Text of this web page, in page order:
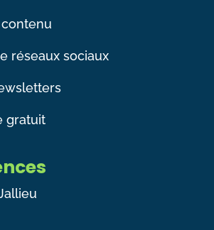
réseaux sociaux
gratuit